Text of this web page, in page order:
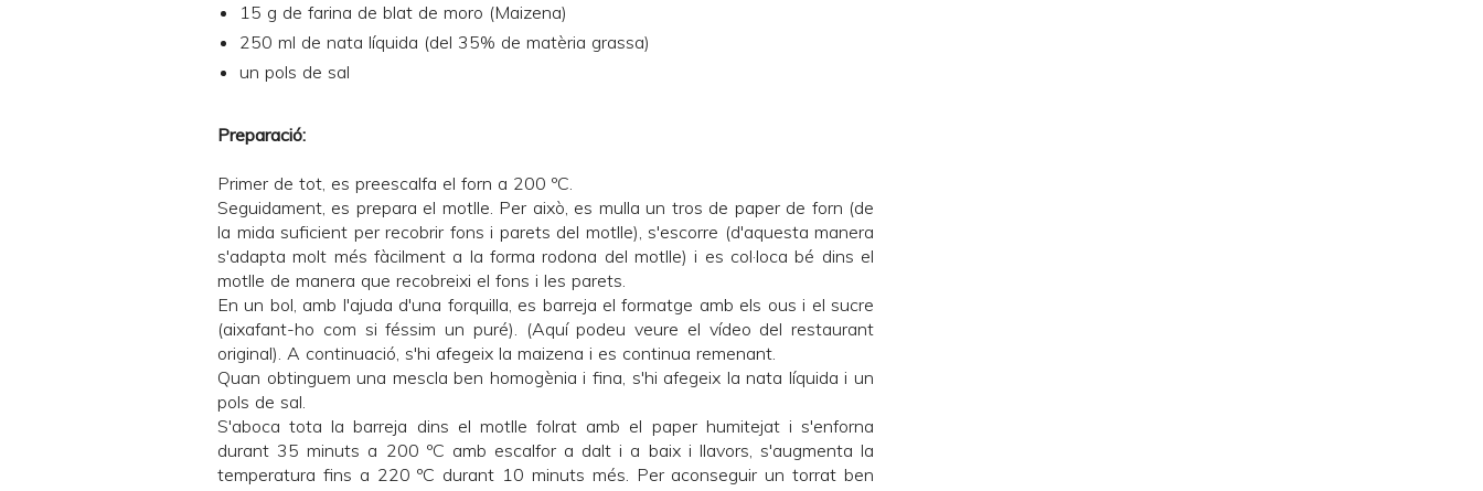
15 g de farina de blat de moro (Maizena)
250 ml de nata líquida (del 35% de matèria grassa)
un pols de sal
Preparació:
Primer de tot, es preescalfa el forn a 200 ºC.
Seguidament, es prepara el motlle. Per això, es mulla un tros de paper de forn (de
la mida suficient per recobrir fons i parets del motlle), s'escorre (d'aquesta manera
s'adapta molt més fàcilment a la forma rodona del motlle) i es col·loca bé dins el
motlle de manera que recobreixi el fons i les parets.
En un bol, amb l'ajuda d'una forquilla, es barreja el formatge amb els ous i el sucre
(aixafant-ho com si féssim un puré). (Aquí podeu veure el vídeo del restaurant
original). A continuació, s'hi afegeix la maizena i es continua remenant.
Quan obtinguem una mescla ben homogènia i fina, s'hi afegeix la nata líquida i un
pols de sal.
S'aboca tota la barreja dins el motlle folrat amb el paper humitejat i s'enforna
durant 35 minuts a 200 ºC amb escalfor a dalt i a baix i llavors, s'augmenta la
temperatura fins a 220 ºC durant 10 minuts més. Per aconseguir un torrat ben